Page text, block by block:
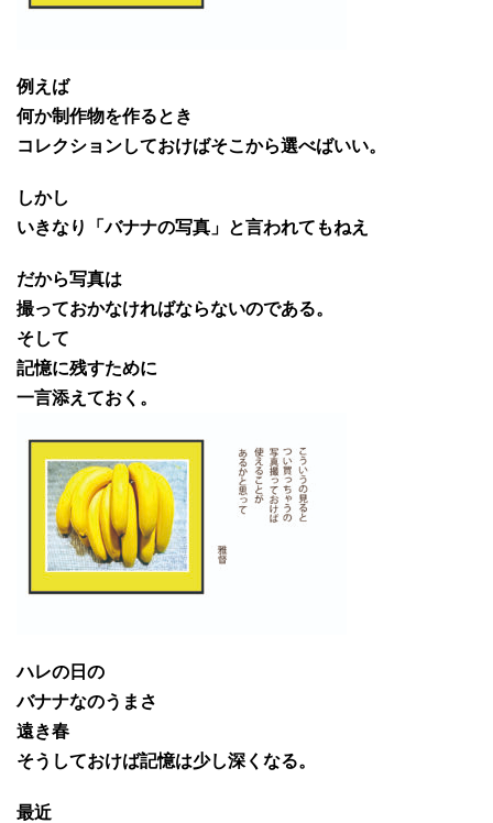
例えば
何か制作物を作るとき
コレクションしておけばそこから選べばいい。
しかし
いきなり「バナナの写真」と言われてもねえ
だから写真は
撮っておかなければならないのである。
そして
記憶に残すために
一言添えておく。
ハレの日の
バナナなのうまさ
遠き春
そうしておけば記憶は少し深くなる。
最近